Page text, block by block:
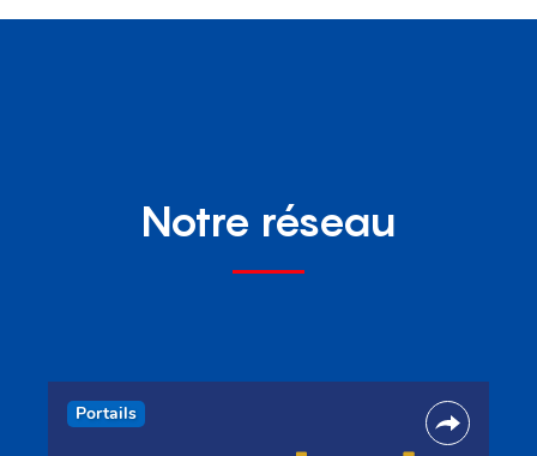
Notre réseau
Portails